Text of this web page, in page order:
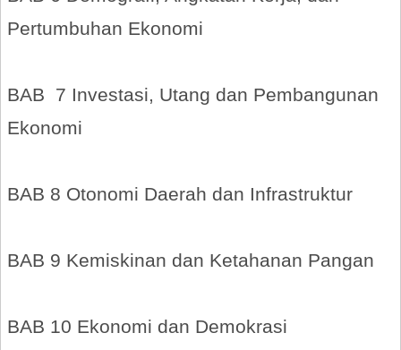
Pertumbuhan Ekonomi
BAB 7 Investasi, Utang dan Pembangunan
Ekonomi
BAB 8 Otonomi Daerah dan Infrastruktur
BAB 9 Kemiskinan dan Ketahanan Pangan
BAB 10 Ekonomi dan Demokrasi